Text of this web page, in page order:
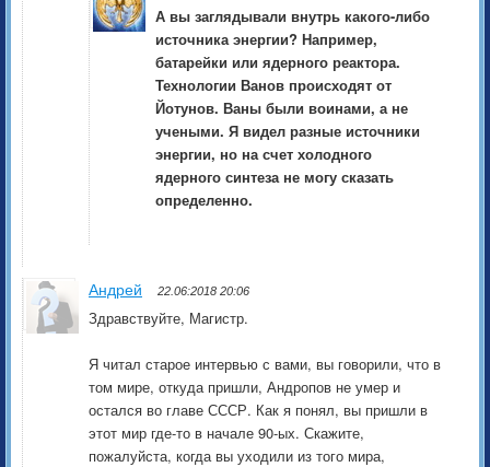
А вы заглядывали внутрь какого-либо
источника энергии? Например,
батарейки или ядерного реактора.
Технологии Ванов происходят от
Йотунов. Ваны были воинами, а не
учеными. Я видел разные источники
энергии, но на счет холодного
ядерного синтеза не могу сказать
определенно.
Андрей 22.06:2018 20:06
Здравствуйте, Магистр.
Я читал старое интервью с вами, вы говорили, что в
том мире, откуда пришли, Андропов не умер и
остался во главе СССР. Как я понял, вы пришли в
этот мир где-то в начале 90-ых. Скажите,
пожалуйста, когда вы уходили из того мира,